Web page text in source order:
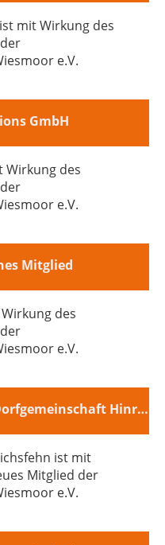
mit Wirkung des
e.V.
GmbH
Wirkung des
e.V.
Mitglied
des
e.V.
Ein Verein für den Verein - Dorfgemeinschaft Hinrichsfehn
ist mit
Mitglied der
e.V.